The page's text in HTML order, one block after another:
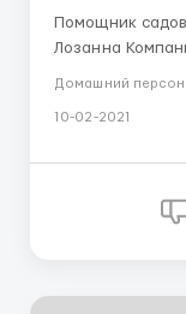
Помощник
Лозанна Компания, специализирующаяся на
ландшафтного
Домашний
10-02-2021